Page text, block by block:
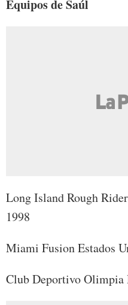
Equipos de Saúl
Long Island Rough
1998
Miami Fusion Estados
Club Deportivo Olimpia